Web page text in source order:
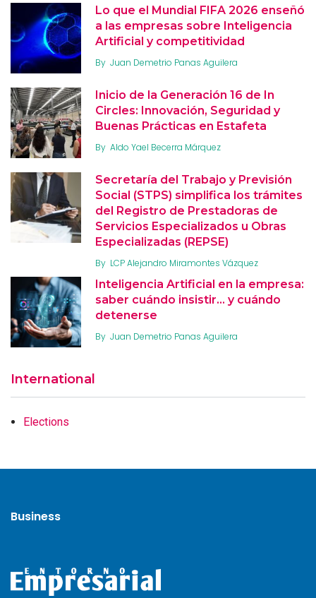
Lo que el Mundial FIFA 2026 enseñó
a las empresas sobre Inteligencia
Artificial y competitividad
By Juan Demetrio Panas Aguilera
Inicio de la Generación 16 de In
Circles: Innovación, Seguridad y
Buenas Prácticas en Estafeta
By Aldo Yael Becerra Márquez
Secretaría del Trabajo y Previsión
Social (STPS) simplifica los trámites
del Registro de Prestadoras de
Servicios Especializados u Obras
Especializadas (REPSE)
By LCP Alejandro Miramontes Vázquez
Inteligencia Artificial en la empresa:
saber cuándo insistir… y cuándo
detenerse
By Juan Demetrio Panas Aguilera
International
Elections
Business